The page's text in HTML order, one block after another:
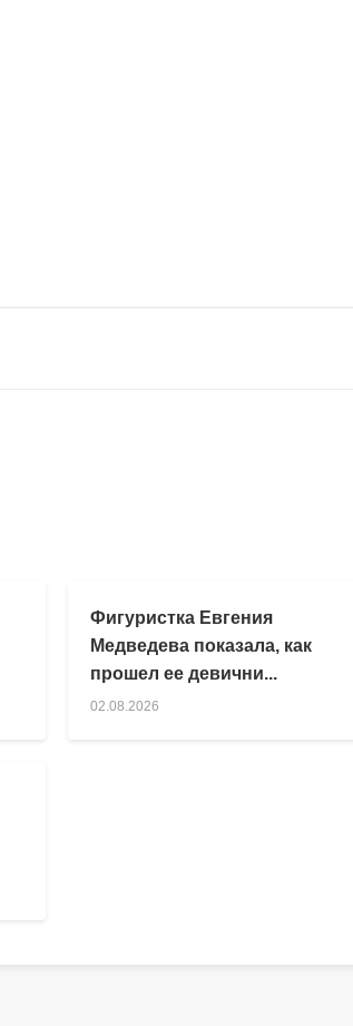
Фигуристка Евгения
Медведева показала, как
прошел ее девични...
02.08.2026